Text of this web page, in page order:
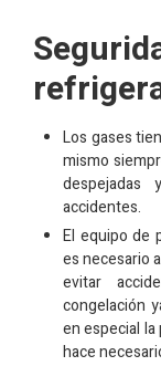
Los gases
mismo
accidentes.
El equipo de
es necesario
evitar
congelación
en especial
hace